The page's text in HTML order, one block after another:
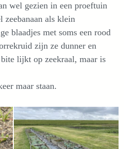
wel gezien in een proeftuin
als klein
blaadjes met soms een rood
zijn ze dunner en
lijkt op zeekraal, maar is
maar staan.